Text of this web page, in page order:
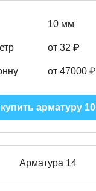
10 мм
от 32 ₽
от 47000 ₽
купить арматуру 10
Арматура 14